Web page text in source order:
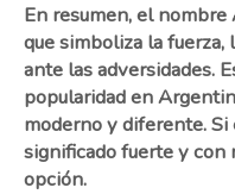
En resumen, el
que simboliza la
ante las adversidades.
popularidad en
moderno y diferente.
significado fuerte y con
opción.